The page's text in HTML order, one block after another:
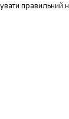
правильний